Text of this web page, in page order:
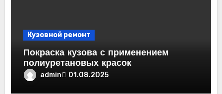
Кузовной ремонт
Покраска кузова с применением
полиуретановых красок
admin 01.08.2025